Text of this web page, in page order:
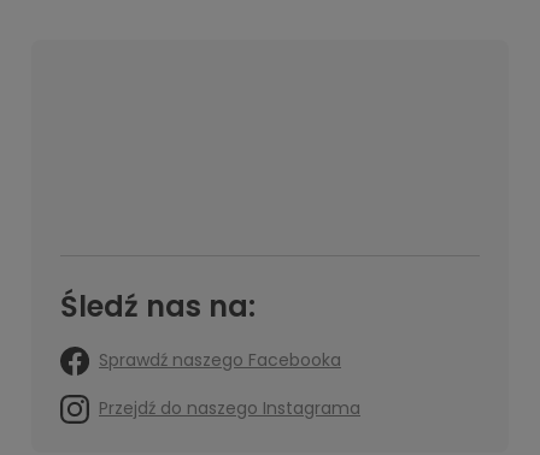
Śledź nas na:
Sprawdź naszego Facebooka
Przejdź do naszego Instagrama